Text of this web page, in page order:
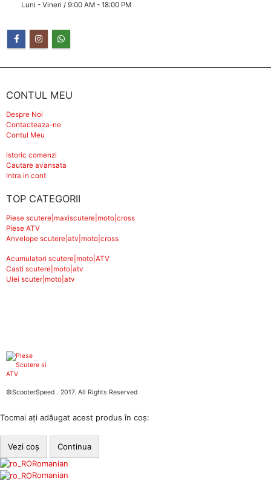
Luni - Vineri / 9:00 AM - 18:00 PM
CONTUL MEU
Despre Noi
Contacteaza-ne
Contul Meu
Istoric comenzi
Cautare avansata
Intra in cont
TOP CATEGORII
Piese scutere|maxiscutere|moto|cross
Piese ATV
Anvelope scutere|atv|moto|cross
Acumulatori scutere|moto|ATV
Casti scutere|moto|atv
Ulei scuter|moto|atv
©ScooterSpeed . 2017. All Rights Reserved
Tocmai ați adăugat acest produs în coș:
Vezi coș
Continua
Romanian
Romanian